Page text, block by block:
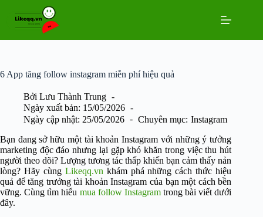
phần
6 App tăng follow instagram miễn phí hiệu quả
Bởi Lưu Thành Trung
Ngày xuất bản: 15/05/2026
Ngày cập nhật: 25/05/2026 Chuyên mục: Instagram
Bạn đang sở hữu một tài khoản Instagram với những ý tưởng
marketing độc đáo nhưng lại gặp khó khăn trong việc thu hút
người theo dõi? Lượng tương tác thấp khiến bạn cảm thấy nản
lòng? Hãy cùng Likeqq.vn khám phá những cách thức hiệu
quả để tăng trưởng tài khoản Instagram của bạn một cách bền
vững. Cùng tìm hiểu mua follow Instagramtrong bài viết dưới
đây.